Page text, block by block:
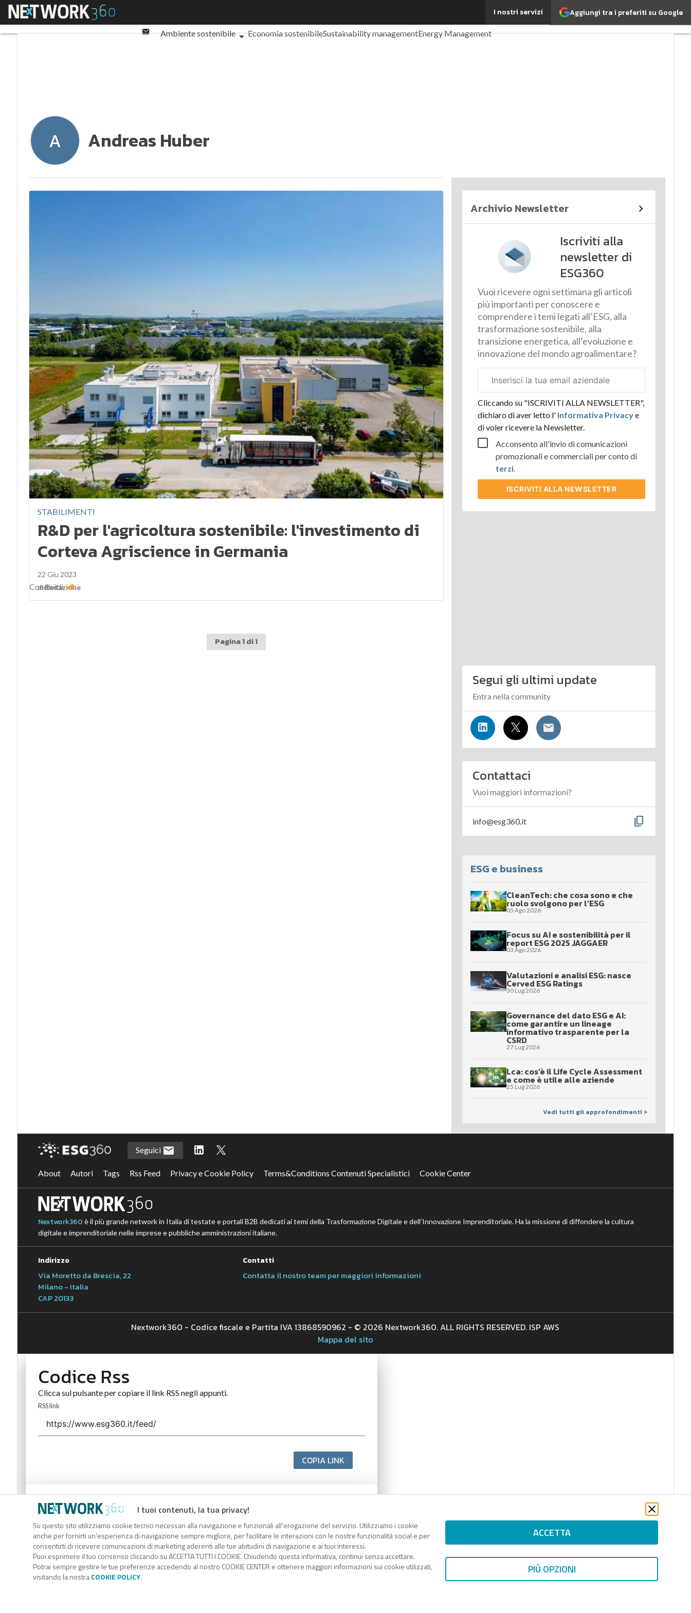
Aggiungi tra i preferiti su Google
I nostri servizi
Menu
Email
Sostenibilità: perché è importante?
Ambiente sostenibile
Economia sostenibileSustainability managementEnergy Management
A Andreas Huber
STABILIMENTI
R&D per l'agricoltura sostenibile: l'investimento di
Corteva Agriscience in Germania
22 Giu 2023
diRedazione
Condividi
Pagina 1 di 1
Archivio Newsletter
Iscriviti alla
newsletter di
ESG360
Vuoi ricevere ogni settimana gli articoli
più importanti per conoscere e
comprendere i temi legati all’ESG, alla
trasformazione sostenibile, alla
transizione energetica, all’evoluzione e
innovazione del mondo agroalimentare?
aziendale
Cliccando su "ISCRIVITI ALLA NEWSLETTER",
dichiaro di aver letto l'Informativa Privacye
di voler ricevere la Newsletter.
Acconsento all'invio di comunicazioni
promozionali e commerciali per conto di
terzi.
ISCRIVITI ALLA NEWSLETTER
Segui gli ultimi update
Entra nella community
Contattaci
Vuoi maggiori informazioni?
info@esg360.it content_copy
ESG e business
CleanTech: che cosa sono e che
ruolo svolgono per l’ESG
05 Ago 2026
Focus su AI e sostenibilità per il
report ESG 2025 JAGGAER
03 Ago 2026
Valutazioni e analisi ESG: nasce
Cerved ESG Ratings
30 Lug 2026
Governance del dato ESG e AI:
come garantire un lineage
informativo trasparente per la
CSRD
27 Lug 2026
Lca: cos’è il Life Cycle Assessment
e come è utile alle aziende
25 Lug 2026
Vedi tutti gli approfondimenti >
I tuoi contenuti, la tua privacy!
Su questo sito utilizziamo cookie tecnici necessari alla navigazione e funzionali all’erogazione del servizio. Utilizziamo i cookie
anche per fornirti un’esperienza di navigazione sempre migliore, per facilitare le interazioni con le nostre funzionalità social e per
consentirti di ricevere comunicazioni di marketing aderenti alle tue abitudini di navigazione e ai tuoi interessi.
Puoi esprimere il tuo consenso cliccando su ACCETTA TUTTI I COOKIE. Chiudendo questa informativa, continui senza accettare.
Potrai sempre gestire le tue preferenze accedendo al nostro COOKIE CENTER e ottenere maggiori informazioni sui cookie utilizzati,
visitando la nostraCOOKIE POLICY.
ACCETTA
PIÙ OPZIONI
Seguici
About Autori Tags Rss Feed Privacy e Cookie Policy Terms&Conditions Contenuti Specialistici Cookie Center
Nextwork360 è il più grande network in Italia di testate e portali B2B dedicati ai temi della Trasformazione Digitale e dell’Innovazione Imprenditoriale. Ha la missione di diffondere la cultura
digitale e imprenditoriale nelle imprese e pubbliche amministrazioni italiane.
Indirizzo
Via Moretto da Brescia, 22
Milano - Italia
CAP 20133
Contatti
Contatta il nostro team per maggiori informazioni
Nextwork360 - Codice fiscale e Partita IVA 13868590962 - © 2026 Nextwork360. ALL RIGHTS RESERVED. ISP AWS
Mappa del sito
Codice Rss
Clicca sul pulsante per copiare il link RSS negli appunti.
RSS link
COPIA LINK
Codice Rss
Clicca sul pulsante per copiare il link RSS negli appunti.
RSS link